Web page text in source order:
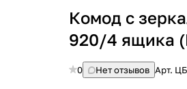
Комод с
920/4 ящика
0 Нет отзывов Арт.